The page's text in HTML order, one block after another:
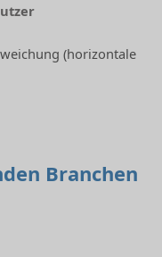
(horizontale
Branchen